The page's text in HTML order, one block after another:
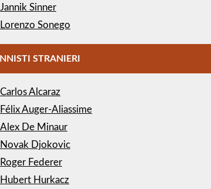
Jannik Sinner
Lorenzo Sonego
STRANIERI
Carlos Alcaraz
Félix Auger-Aliassime
Alex De Minaur
Novak Djokovic
Roger Federer
Hubert Hurkacz